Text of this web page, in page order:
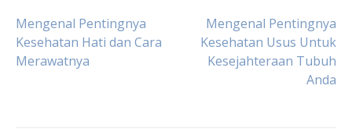
Post
navigation
Mengenal Pentingnya
Kesehatan Hati dan Cara
Merawatnya
Mengenal Pentingnya
Kesehatan Usus Untuk
Kesejahteraan Tubuh
Anda